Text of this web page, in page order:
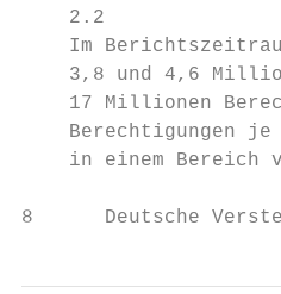
2.2
Im
3,8 und 4,6
17 Millionen
Berechtigungen je
in einem Bereich
8      Deutsche